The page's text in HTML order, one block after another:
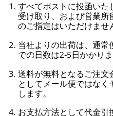
すべてポストに投函い
受け取り、および営業
のご指定はいただけませ
当社よりの出荷は、通常
での日数は2-5日かかりま
送料が無料となるご注文
としてメール便ではな
します。
お支払方法として代金引